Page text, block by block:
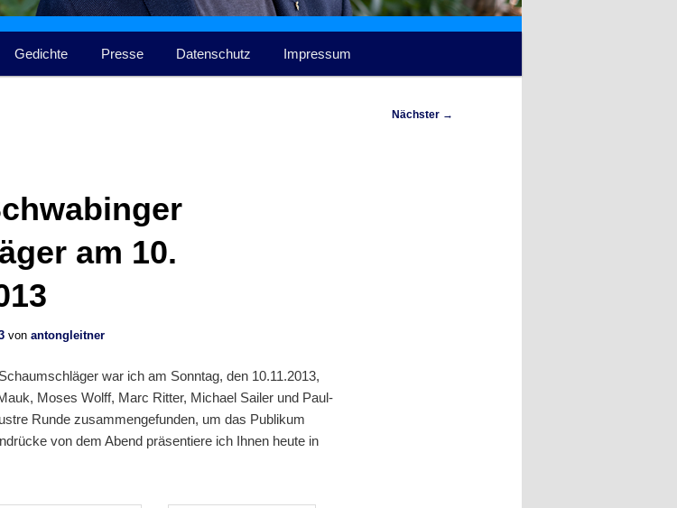
Gedichte Presse Datenschutz Impressum
Nächster →
am 10.
von antongleitner
war ich am Sonntag, den 10.11.2013,
Moses Wolff, Marc Ritter, Michael Sailer und Paul-
Runde zusammengefunden, um das Publikum
von dem Abend präsentiere ich Ihnen heute in